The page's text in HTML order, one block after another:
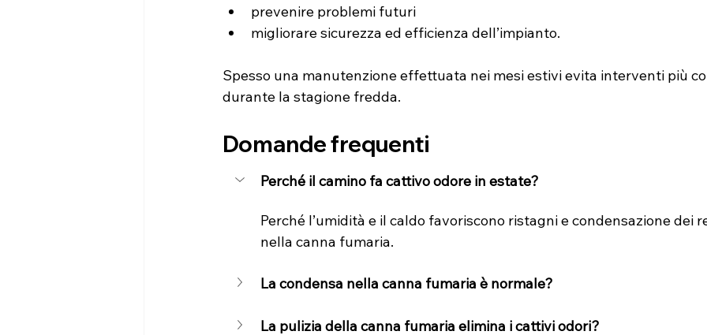
prevenire problemi futuri
migliorare sicurezza ed efficienza dell’impianto.
Spesso una manutenzione effettuata nei mesi estivi evita interventi più
durante la stagione fredda.
Domande frequenti
Perché il camino fa cattivo odore in estate?
Perché l’umidità e il caldo favoriscono ristagni e condensazione dei
nella canna fumaria.
La condensa nella canna fumaria è normale?
La pulizia della canna fumaria elimina i cattivi odori?